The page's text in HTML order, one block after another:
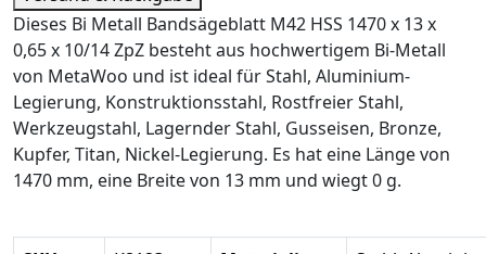
Dieses Bi Metall Bandsägeblatt M42 HSS 1470 x 13 x
0,65 x 10/14 ZpZ besteht aus hochwertigem Bi-Metall
von MetaWoo und ist ideal für Stahl, Aluminium-
Legierung, Konstruktionsstahl, Rostfreier Stahl,
Werkzeugstahl, Lagernder Stahl, Gusseisen, Bronze,
Kupfer, Titan, Nickel-Legierung. Es hat eine Länge von
1470 mm, eine Breite von 13 mm und wiegt 0 g.